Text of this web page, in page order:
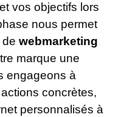
vos objectifs lors
nous permet
webmarketing
marque une
engageons à
concrètes,
personnalisés à